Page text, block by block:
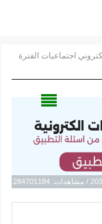
اجتماعيات الفترة